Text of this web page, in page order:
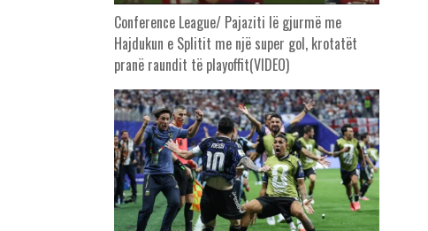
Conference League/ Pajaziti lë gjurmë me
Hajdukun e Splitit me një super gol, krotatët
pranë raundit të playoffit(VIDEO)